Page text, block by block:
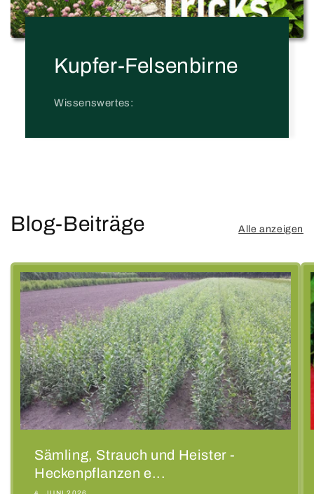
Kupfer-Felsenbirne
Wissenswertes:
Blog-Beiträge Alle anzeigen
Sämling, Strauch und Heister -
Heckenpflanzen e...